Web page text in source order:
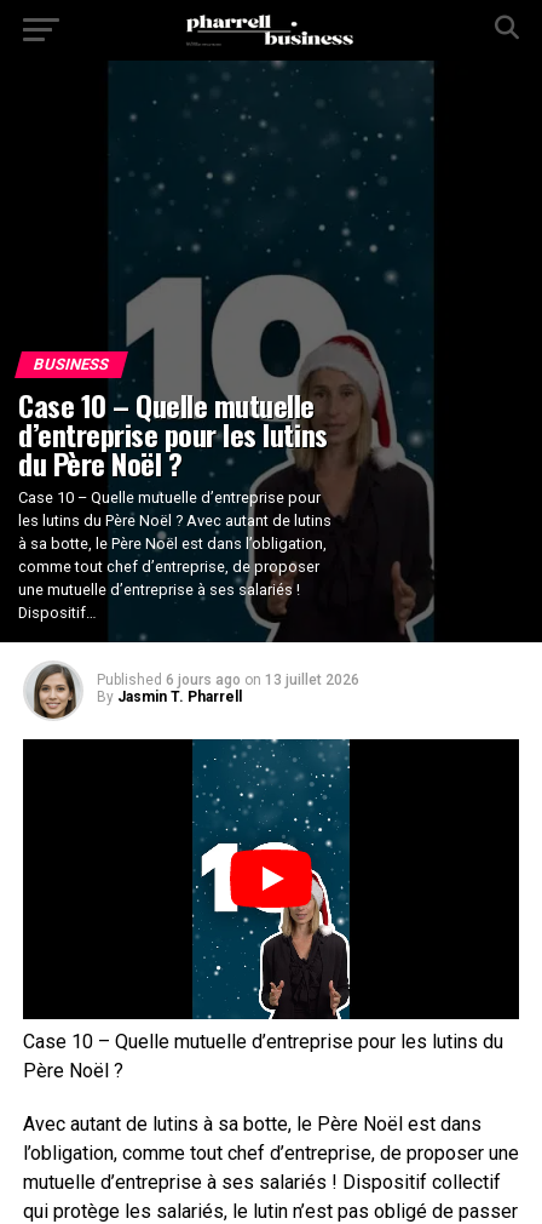
BUSINESS
Case 10 – Quelle mutuelle
d’entreprise pour les lutins
du Père Noël ?
Case 10 – Quelle mutuelle d’entreprise pour
les lutins du Père Noël ? Avec autant de lutins
à sa botte, le Père Noël est dans l’obligation,
comme tout chef d’entreprise, de proposer
une mutuelle d’entreprise à ses salariés !
Dispositif…
Published 6 jours ago on 13 juillet 2026
By Jasmin T. Pharrell
Case 10 – Quelle mutuelle d’entreprise pour les lutins du
Père Noël ?
Avec autant de lutins à sa botte, le Père Noël est dans
l’obligation, comme tout chef d’entreprise, de proposer une
mutuelle d’entreprise à ses salariés ! Dispositif collectif
qui protège les salariés, le lutin n’est pas obligé de passer